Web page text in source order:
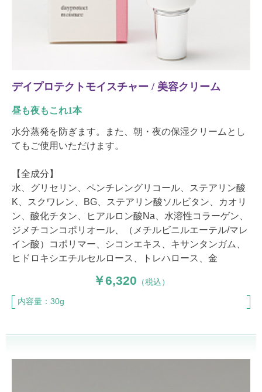
デイプロテクトモイスチャー / 美容クリーム
昼も夜もこれ1本
水分蒸発を防ぎます。また、朝・夜の保湿クリームとし
てもご使用いただけます。
【全成分】
水、グリセリン、ペンチレングリコール、ステアリン酸
K、スクワレン、BG、ステアリン酸ソルビタン、カオリ
ン、酸化チタン、ヒアルロン酸Na、水溶性コラーゲン、
ジメチコンコポリオール、（メチルビニルエーテル/マレ
イン酸）コポリマー、シコンエキス、キサンタンガム、
ヒドロキシエチルセルロース、トレハロース、金
6,320 （税込）
内容量：30g